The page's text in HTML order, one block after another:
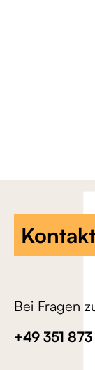
Kontakt
Bei Fragen
+49 351